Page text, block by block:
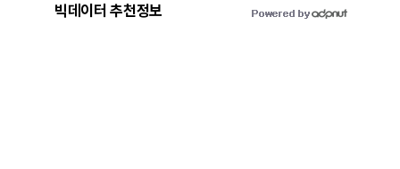
빅데이터 추천정보